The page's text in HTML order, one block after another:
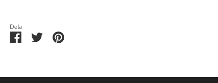
Dela
Dela Dela Pin